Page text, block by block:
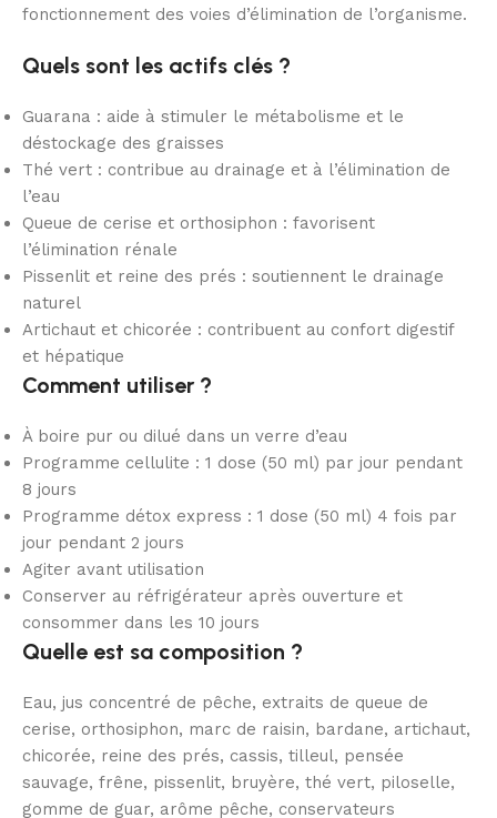
fonctionnement des voies d’élimination de l’organisme.
Quels sont les actifs clés ?
Guarana : aide à stimuler le métabolisme et le
déstockage des graisses
Thé vert : contribue au drainage et à l’élimination de
l’eau
Queue de cerise et orthosiphon : favorisent
l’élimination rénale
Pissenlit et reine des prés : soutiennent le drainage
naturel
Artichaut et chicorée : contribuent au confort digestif
et hépatique
Comment utiliser ?
À boire pur ou dilué dans un verre d’eau
Programme cellulite : 1 dose (50 ml) par jour pendant
8 jours
Programme détox express : 1 dose (50 ml) 4 fois par
jour pendant 2 jours
Agiter avant utilisation
Conserver au réfrigérateur après ouverture et
consommer dans les 10 jours
Quelle est sa composition ?
Eau, jus concentré de pêche, extraits de queue de
cerise, orthosiphon, marc de raisin, bardane, artichaut,
chicorée, reine des prés, cassis, tilleul, pensée
sauvage, frêne, pissenlit, bruyère, thé vert, piloselle,
gomme de guar, arôme pêche, conservateurs